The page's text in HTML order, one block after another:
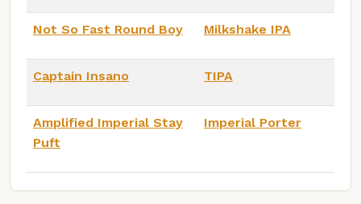
Not So Fast Round Boy Milkshake IPA
Captain Insano TIPA
Amplified Imperial Stay
Puft
Imperial Porter